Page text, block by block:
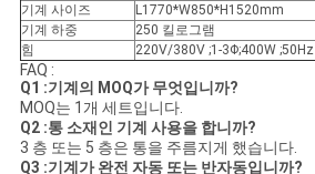
기계 사이즈
L1770*W850*H1520mm
기계 하중
250 킬로그램
힘
220V/380V ;1-3Φ;400W ;50Hz
FAQ :
Q1 :기계의 MOQ가 무엇입니까?
MOQ는 1개 세트입니다.
Q2 :통 소재인 기계 사용을 합니까?
3 층 또는 5 층은 통을 주름지게 했습니다.
Q3 :기계가 완전 자동 또는 반자동입니까?